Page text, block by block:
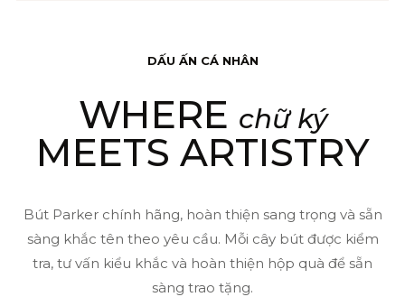
lượng
DẤU ẤN CÁ NHÂN
WHERE chữ ký
MEETS ARTISTRY
Bút Parker chính hãng, hoàn thiện sang trọng và sẵn
sàng khắc tên theo yêu cầu. Mỗi cây bút được kiểm
tra, tư vấn kiểu khắc và hoàn thiện hộp quà để sẵn
sàng trao tặng.